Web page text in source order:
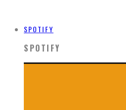
SPOTIFY
SPOTIFY